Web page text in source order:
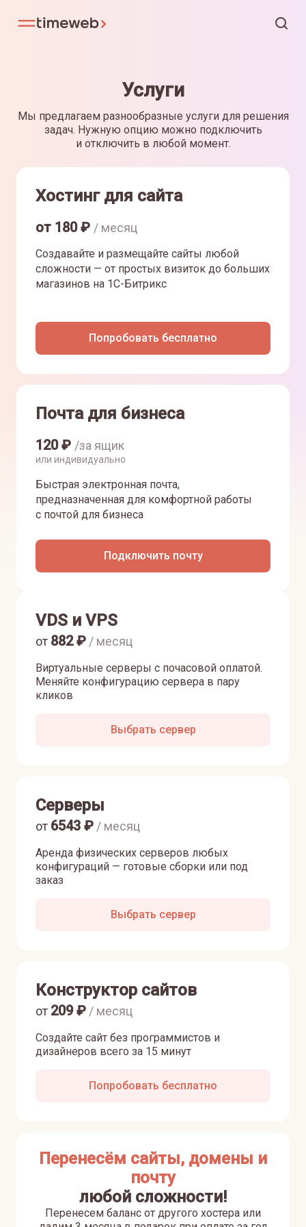
Услуги
Мы предлагаем разнообразные услуги для решения
задач. Нужную опцию можно подключить
и отключить в любой момент.
Хостинг для сайта
от 180₽ / месяц
Создавайте и размещайте сайты любой
сложности — от простых визиток до больших
магазинов на 1С-Битрикс
Попробовать бесплатно
Почта для бизнеса
120₽ /за ящик
или индивидуально
Быстрая электронная почта,
предназначенная для комфортной работы
с почтой для бизнеса
Подключить почту
VDS и VPS
Виртуальные серверы с почасовой оплатой.
Меняйте конфигурацию сервера в пару
кликов
от 882₽ / месяц
Выбрать сервер
Серверы
Аренда физических серверов любых
конфигураций — готовые сборки или под
заказ
от 6543 ₽ / месяц
Выбрать сервер
Конструктор сайтов
Создайте сайт без программистов и
дизайнеров всего за 15 минут
от 209₽ / месяц
Попробовать бесплатно
Перенесём сайты, домены и
почту
любой сложности!
Перенесем баланс от другого хостера или